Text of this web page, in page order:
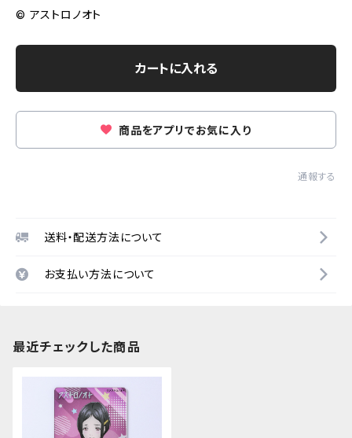
© アストロノオト
カートに入れる
商品をアプリでお気に入り
通報する
送料・配送方法について
お支払い方法について
最近チェックした商品